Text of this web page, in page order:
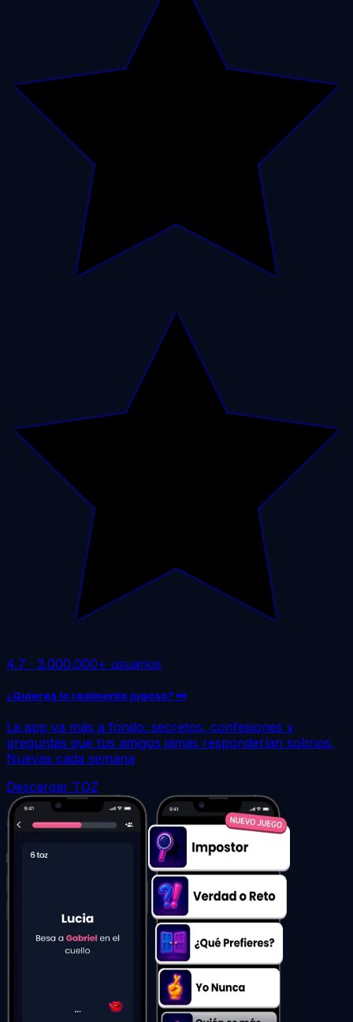
4,7 · 3.000.000+ usuarios
¿Quieres lo realmente jugoso? 👀
La app va más a fondo: secretos, confesiones y
preguntas que tus amigos jamás responderían sobrios.
Nuevas cada semana
Descargar TOZ